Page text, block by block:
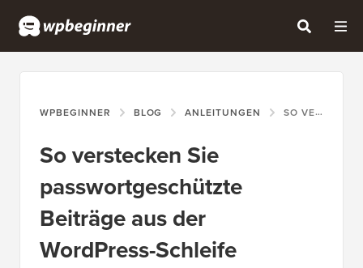
WPBEGINNER BLOG ANLEITUNGEN SO VERSTECKEN SIE PASSWORTGESCHÜTZTE BEITRÄGE AUS DER WORDPRESS-SCHLEIFE
So verstecken Sie
passwortgeschützte
Beiträge aus der
WordPress-Schleife